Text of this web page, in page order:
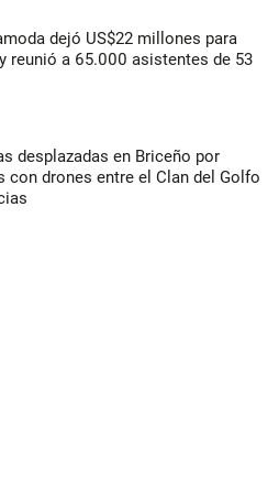
dejó US$22 millones para
reunió a 65.000 asistentes de 53
desplazadas en Briceño por
con drones entre el Clan del Golfo